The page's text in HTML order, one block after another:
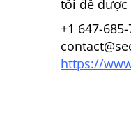
tôi để được
+1 647-
https://